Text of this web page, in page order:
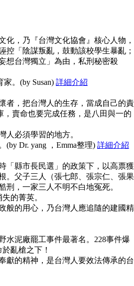
化，乃『台灣文化協會』核心人物，
「陰謀叛亂，鼓動該校學生暴亂；
想台灣獨立」為由，私刑秘密殺
。(by Susan) 詳細介紹
者，把台灣人的生存，當成自己的責
賣命也要完成任務，是八田與一的
人必須學習的地方。
Dr. yang ，Emma整理) 詳細介紹
「縣市長民選」的政策下，以高票獲
。父子三人（張七郎、張宗仁、張果
，一家三人不明不白地冤死。
的菁英。
般的用心，乃台灣人應追隨的建國精
水泥廠罷工事件最著名。228事件爆
亂槍之下！
獻的精神，是台灣人要效法傳承的台